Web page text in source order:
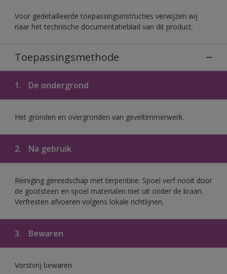
Voor gedetailleerde toepassingsinstructies verwijzen wij
naar het technische documentatieblad van dit product.
Toepassingsmethode
1. De ondergrond
Het gronden en overgronden van geveltimmerwerk.
2. Na gebruik
Reiniging gereedschap met terpentine. Spoel verf nooit door
de gootsteen en spoel materialen niet uit onder de kraan.
Verfresten afvoeren volgens lokale richtlijnen.
3. Bewaren
Vorstvrij bewaren